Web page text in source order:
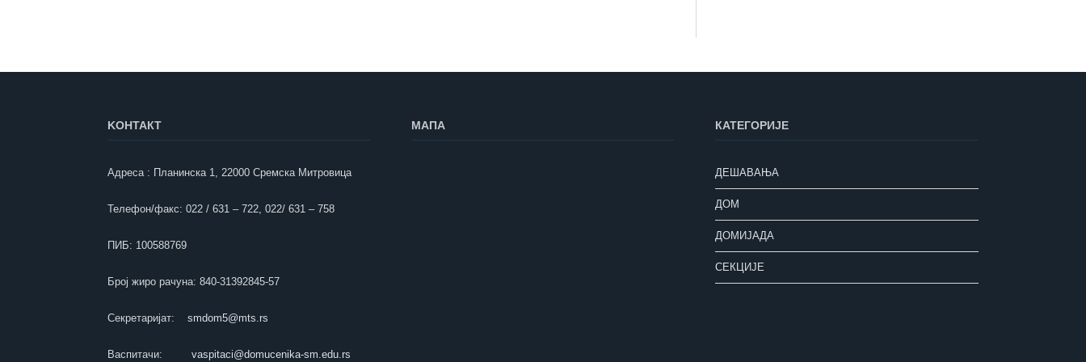
KOНТАКТ
Адреса : Планинска 1, 22000 Сремска Митровица
Телефон/факс: 022 / 631 – 722, 022/ 631 – 758
ПИБ: 100588769
Број жиро рачуна: 840-31392845-57
Секретаријат: smdom5@mts.rs
Васпитачи: vaspitaci@domucenika-sm.edu.rs
МАПА КАТЕГОРИЈЕ
ДЕШАВАЊА
ДОМ
ДОМИЈАДА
СЕКЦИЈЕ